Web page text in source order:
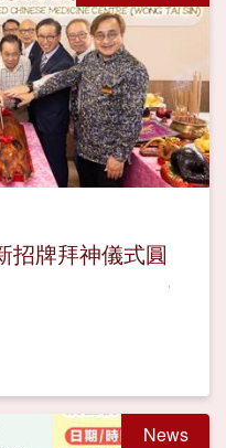
招牌拜神儀式圓
News